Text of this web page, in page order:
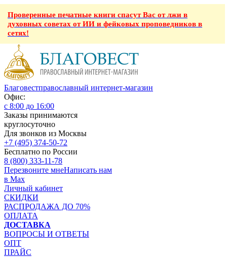
Проверенные печатные книги спасут Вас от лжи в
духовных советах от ИИ и фейковых проповедников в
сетях!
Благовестправославный интернет-магазин
Офис:
с 8:00 до 16:00
Заказы принимаются
круглосуточно
Для звонков из Москвы
+7 (495) 374-50-72
Бесплатно по России
8 (800) 333-11-78
Перезвоните мнеНаписать нам
в Max
Личный кабинет
СКИДКИ
РАСПРОДАЖА ДО 70%
ОПЛАТА
ДОСТАВКА
ВОПРОСЫ И ОТВЕТЫ
ОПТ
ПРАЙС